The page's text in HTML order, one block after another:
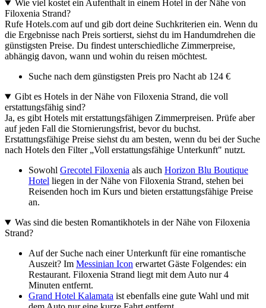
Wie viel kostet ein Aufenthalt in einem Hotel in der Nähe von
Filoxenia Strand?
Rufe Hotels.com auf und gib dort deine Suchkriterien ein. Wenn du
die Ergebnisse nach Preis sortierst, siehst du im Handumdrehen die
günstigsten Preise. Du findest unterschiedliche Zimmerpreise,
abhängig davon, wann und wohin du reisen möchtest.
Suche nach dem günstigsten Preis pro Nacht ab 124 €
Gibt es Hotels in der Nähe von Filoxenia Strand, die voll
erstattungsfähig sind?
Ja, es gibt Hotels mit erstattungsfähigen Zimmerpreisen. Prüfe aber
auf jeden Fall die Stornierungsfrist, bevor du buchst.
Erstattungsfähige Preise siehst du am besten, wenn du bei der Suche
nach Hotels den Filter „Voll erstattungsfähige Unterkunft" nutzt.
Sowohl Grecotel Filoxenia als auch Horizon Blu Boutique
Hotel liegen in der Nähe von Filoxenia Strand, stehen bei
Reisenden hoch im Kurs und bieten erstattungsfähige Preise
an.
Was sind die besten Romantikhotels in der Nähe von Filoxenia
Strand?
Auf der Suche nach einer Unterkunft für eine romantische
Auszeit? Im Messinian Icon erwartet Gäste Folgendes: ein
Restaurant. Filoxenia Strand liegt mit dem Auto nur 4
Minuten entfernt.
Grand Hotel Kalamata ist ebenfalls eine gute Wahl und mit